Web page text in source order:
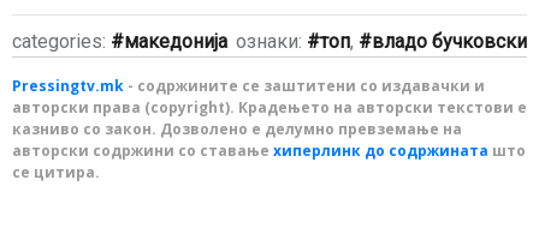
categories: македонија ознаки: топ, владо бучковски
Pressingtv.mk - содржините се заштитени со издавачки и
авторски права (copyright). Крадењето на авторски текстови е
казниво со закон. Дозволено е делумно превземање на
авторски содржини со ставање хиперлинк до содржината што
се цитира.